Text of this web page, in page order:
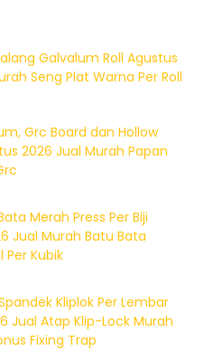
Galvalum Roll Agustus
Seng Plat Warna Per Roll
Grc Board dan Hollow
2026 Jual Murah Papan
Merah Press Per Biji
Jual Murah Batu Bata
Kubik
Kliplok Per Lembar
Jual Atap Klip-Lock Murah
Fixing Trap